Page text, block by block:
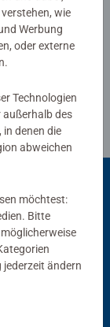
wie
Werbung
oder externe
Technologien
außerhalb des
in denen die
abweichen
möchtest:
Bitte
ändern